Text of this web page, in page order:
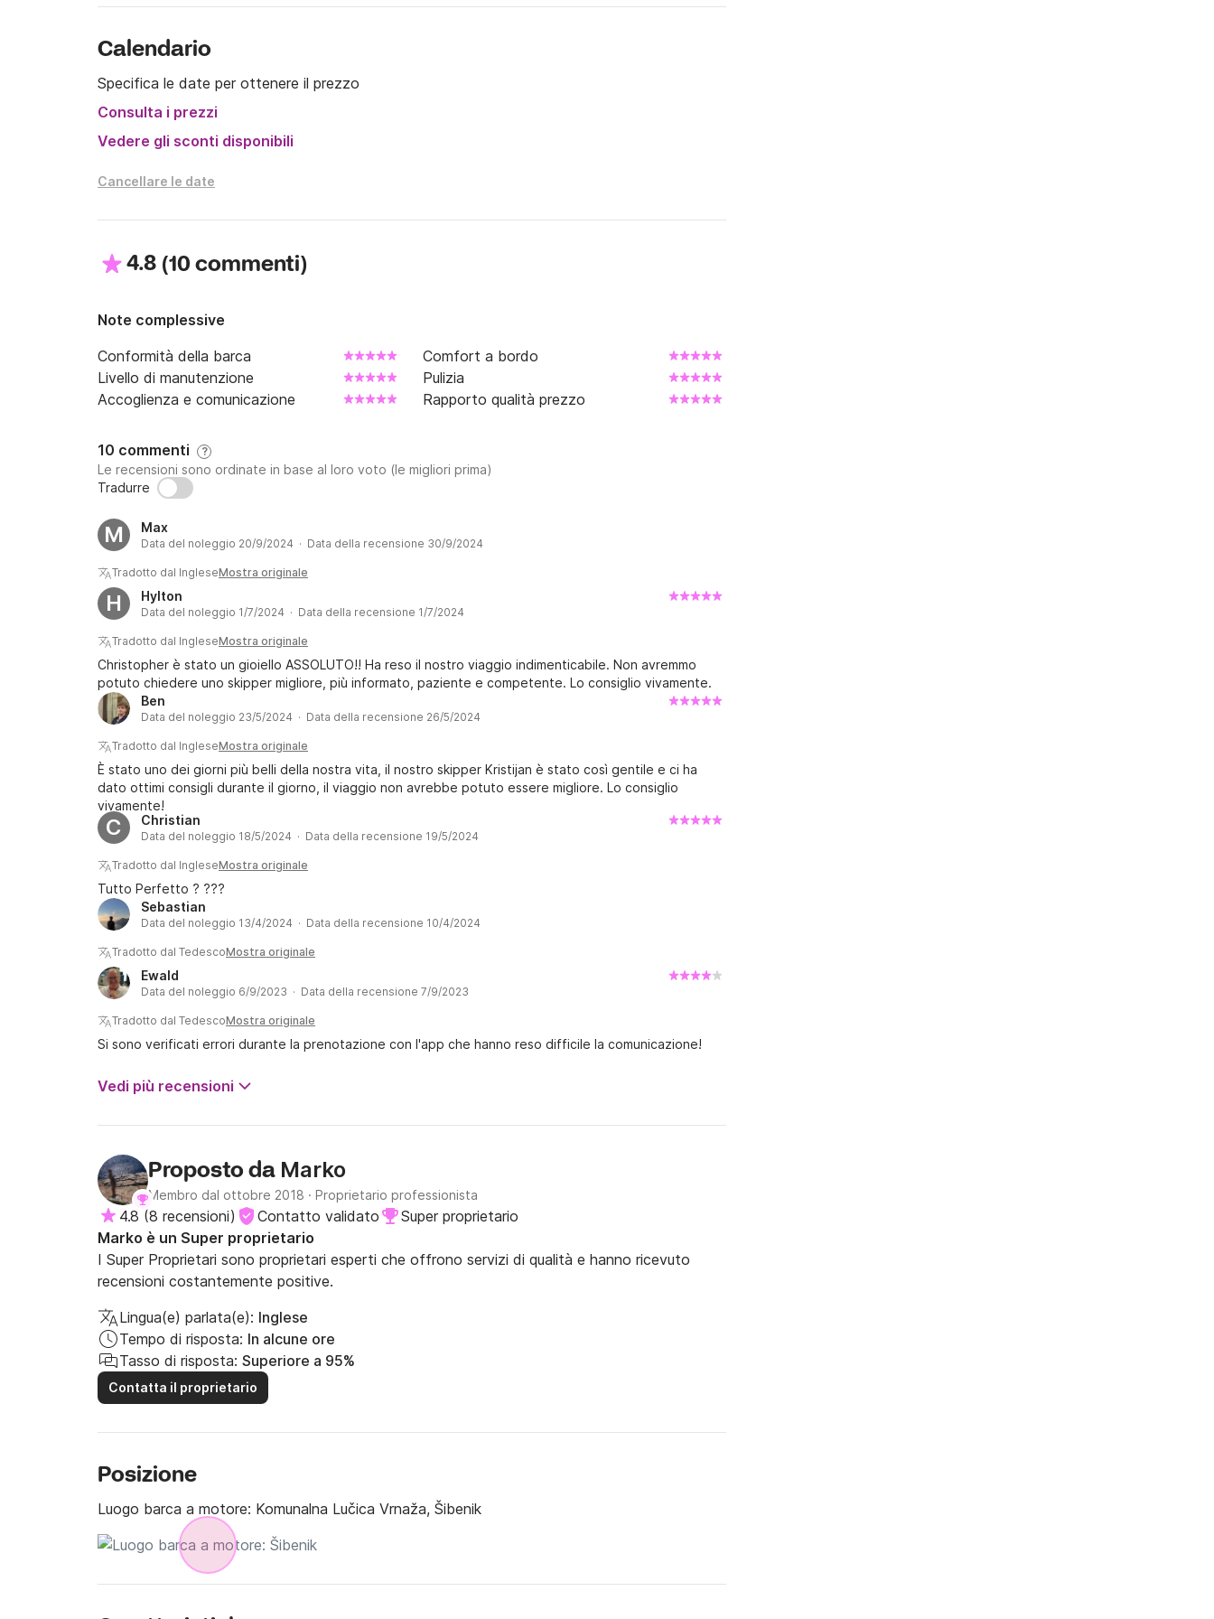
Calendario
Specifica le date per ottenere il prezzo
Consulta i prezzi
Vedere gli sconti disponibili
Cancellare le date
4.8 (10 commenti)
Note complessive
Conformità della barca
Comfort a bordo
Livello di manutenzione
Pulizia
Accoglienza e comunicazione
Rapporto qualità prezzo
10 commenti ?
Le recensioni sono ordinate in base al loro voto (le migliori prima)
Tradurre
M Max
Data del noleggio 20/9/2024 · Data della recensione 30/9/2024
Tradotto dal IngleseMostra originale
H Hylton
Data del noleggio 1/7/2024 · Data della recensione 1/7/2024
Tradotto dal IngleseMostra originale
Christopher è stato un gioiello ASSOLUTO!! Ha reso il nostro viaggio indimenticabile. Non avremmo
potuto chiedere uno skipper migliore, più informato, paziente e competente. Lo consiglio vivamente.
Ben
Data del noleggio 23/5/2024 · Data della recensione 26/5/2024
Tradotto dal IngleseMostra originale
È stato uno dei giorni più belli della nostra vita, il nostro skipper Kristijan è stato così gentile e ci ha
dato ottimi consigli durante il giorno, il viaggio non avrebbe potuto essere migliore. Lo consiglio
vivamente!
C Christian
Data del noleggio 18/5/2024 · Data della recensione 19/5/2024
Tradotto dal IngleseMostra originale
Tutto Perfetto ? ???
Sebastian
Data del noleggio 13/4/2024 · Data della recensione 10/4/2024
Tradotto dal TedescoMostra originale
Ewald
Data del noleggio 6/9/2023 · Data della recensione 7/9/2023
Tradotto dal TedescoMostra originale
Si sono verificati errori durante la prenotazione con l'app che hanno reso difficile la comunicazione!
Vedi più recensioni
Proposto da Marko
Membro dal ottobre 2018 · Proprietario professionista
4.8 (8 recensioni) Contatto validato
Super proprietario
Marko è un Super proprietario
I Super Proprietari sono proprietari esperti che offrono servizi di qualità e hanno ricevuto
recensioni costantemente positive.
Lingua(e) parlata(e): Inglese
Tempo di risposta: In alcune ore
Tasso di risposta: Superiore a 95%
Contatta il proprietario
Posizione
Luogo barca a motore: Komunalna Lučica Vrnaža, Šibenik